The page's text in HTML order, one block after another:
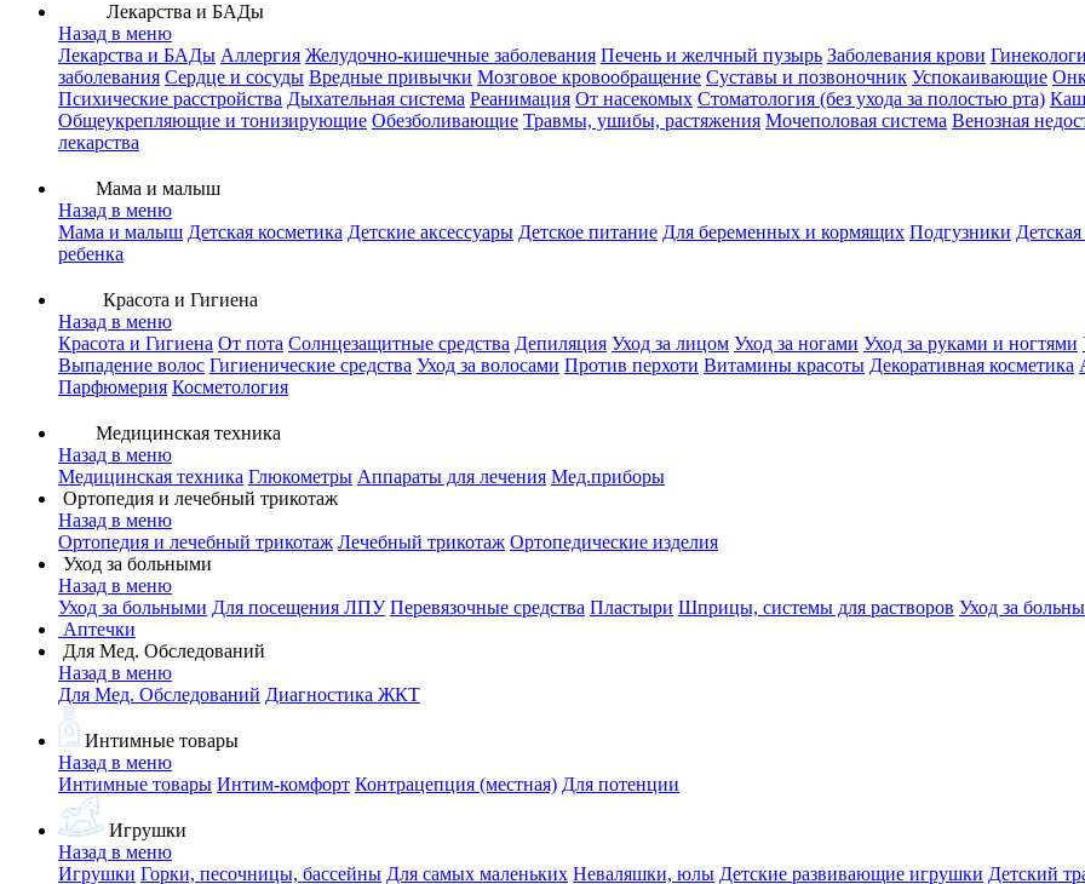
Лекарства и БАДы
Назад в меню
Лекарства и БАДы Аллергия Желудочно-кишечные заболевания Печень и желчный пузырь Заболевания крови
заболевания Сердце и сосуды Вредные привычки Мозговое кровообращение Суставы и позвоночник Успокаивающие
Психические расстройства Дыхательная система Реанимация От насекомых Стоматология (без ухода за полостью рта)
Общеукрепляющие и тонизирующие Обезболивающие Травмы, ушибы, растяжения Мочеполовая система Венозная
лекарства
Мама и малыш
Назад в меню
Мама и малыш Детская косметика Детские аксессуары Детское питание Для беременных и кормящих Подгузники
ребенка
Красота и Гигиена
Назад в меню
Красота и Гигиена От пота Солнцезащитные средства Депиляция Уход за лицом Уход за ногами Уход за руками и ногтями
Выпадение волос Гигиенические средства Уход за волосами Против перхоти Витамины красоты Декоративная косметика
Парфюмерия Косметология
Медицинская техника
Назад в меню
Медицинская техника Глюкометры Аппараты для лечения Мед.приборы
Ортопедия и лечебный трикотаж
Назад в меню
Ортопедия и лечебный трикотаж Лечебный трикотаж Ортопедические изделия
Уход за больными
Назад в меню
Уход за больными Для посещения ЛПУ Перевязочные средства Пластыри Шприцы, системы для растворов Уход за
Аптечки
Для Мед. Обследований
Назад в меню
Для Мед. Обследований Диагностика ЖКТ
Интимные товары
Назад в меню
Интимные товары Интим-комфорт Контрацепция (местная) Для потенции
Игрушки
Назад в меню
Игрушки Горки, песочницы, бассейны Для самых маленьких Неваляшки, юлы Детские развивающие игрушки Детский